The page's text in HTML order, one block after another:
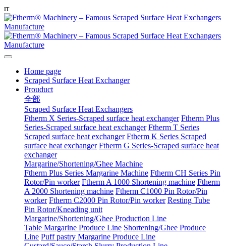
rr
Home page
Scraped Surface Heat Exchanger
Prouduct
全部
Scraped Surface Heat Exchangers
Ftherm X Series-Scraped surface heat exchanger Ftherm Plus
Series-Scraped surface heat exchanger Ftherm T Series
Scraped surface heat exchanger Ftherm K Series Scraped
surface heat exchanger Ftherm G Series-Scraped surface heat
exchanger
Margarine/Shortening/Ghee Machine
Ftherm Plus Series Margarine Machine Ftherm CH Series Pin
Rotor/Pin worker Ftherm A 1000 Shortening machine Ftherm
A 2000 Shortening machine Ftherm C1000 Pin Rotor/Pin
worker Ftherm C2000 Pin Rotor/Pin worker Resting Tube
Pin Rotor/Kneading unit
Margarine/Shortening/Ghee Production Line
Table Margarine Produce Line Shortening/Ghee Produce
Line Puff pastry Margarine Produce Line